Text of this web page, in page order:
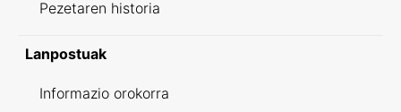
Pezetaren historia
Lanpostuak
Informazio orokorra